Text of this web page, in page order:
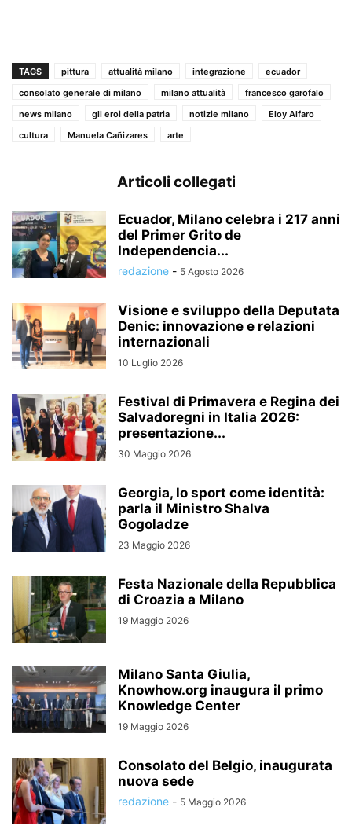
TAGS pittura attualità milano integrazione
ecuador
consolato generale di milano
milano attualità
francesco garofalo
news milano
gli eroi della patria notizie milano
Eloy Alfaro
cultura
Manuela Cañizares arte
Articoli collegati
Ecuador, Milano celebra i 217 anni
del Primer Grito de
Independencia...
redazione - 5 Agosto 2026
Visione e sviluppo della Deputata
Denic: innovazione e relazioni
internazionali
10 Luglio 2026
Festival di Primavera e Regina dei
Salvadoregni in Italia 2026:
presentazione...
30 Maggio 2026
Georgia, lo sport come identità:
parla il Ministro Shalva
Gogoladze
23 Maggio 2026
Festa Nazionale della Repubblica
di Croazia a Milano
19 Maggio 2026
Milano Santa Giulia,
Knowhow.org inaugura il primo
Knowledge Center
19 Maggio 2026
Consolato del Belgio, inaugurata
nuova sede
redazione - 5 Maggio 2026